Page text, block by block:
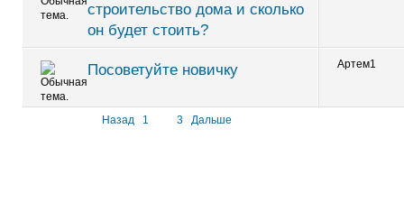
строительство дома и сколько
он будет стоить?
Посоветуйте новичку Артем1
Назад 1 3 Дальше